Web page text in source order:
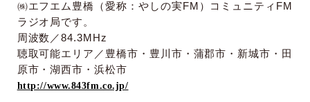
㈱エフエム豊橋（愛称：やしの実 FM ）コミュニティ FM
ラジオ局です。
周波数／84.3MHz
聴取可能エリア／豊橋市・豊川市・蒲郡市・新城市・田
原市・湖西市・浜松市
http://www.843fm.co.jp/